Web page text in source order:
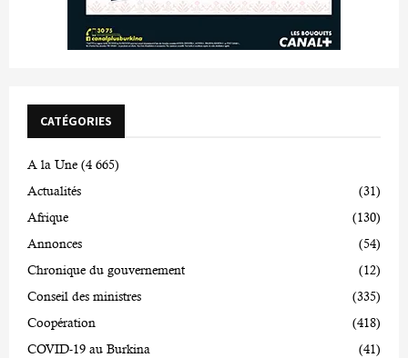
CATÉGORIES
A la Une (4 665)
Actualités
(31)
Afrique
(130)
Annonces
(54)
Chronique du gouvernement
(12)
Conseil des ministres
(335)
Coopération
(418)
COVID-19 au Burkina
(41)